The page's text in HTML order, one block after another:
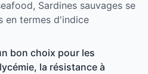
Sardines sauvages se
en termes d'indice
bon choix pour les
la résistance à